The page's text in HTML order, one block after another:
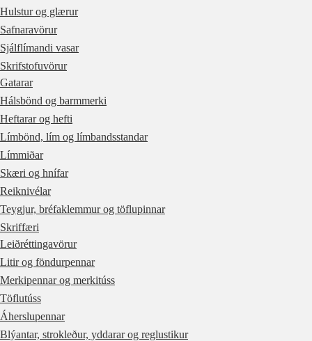
Hulstur og glærur
Safnaravörur
Sjálflímandi vasar
Skrifstofuvörur
Gatarar
Hálsbönd og barmmerki
Heftarar og hefti
Límbönd, lím og límbandsstandar
Límmiðar
Skæri og hnífar
Reiknivélar
Teygjur, bréfaklemmur og töflupinnar
Skriffæri
Leiðréttingavörur
Litir og föndurpennar
Merkipennar og merkitúss
Töflutúss
Áherslupennar
Blýantar, strokleður, yddarar og reglustikur